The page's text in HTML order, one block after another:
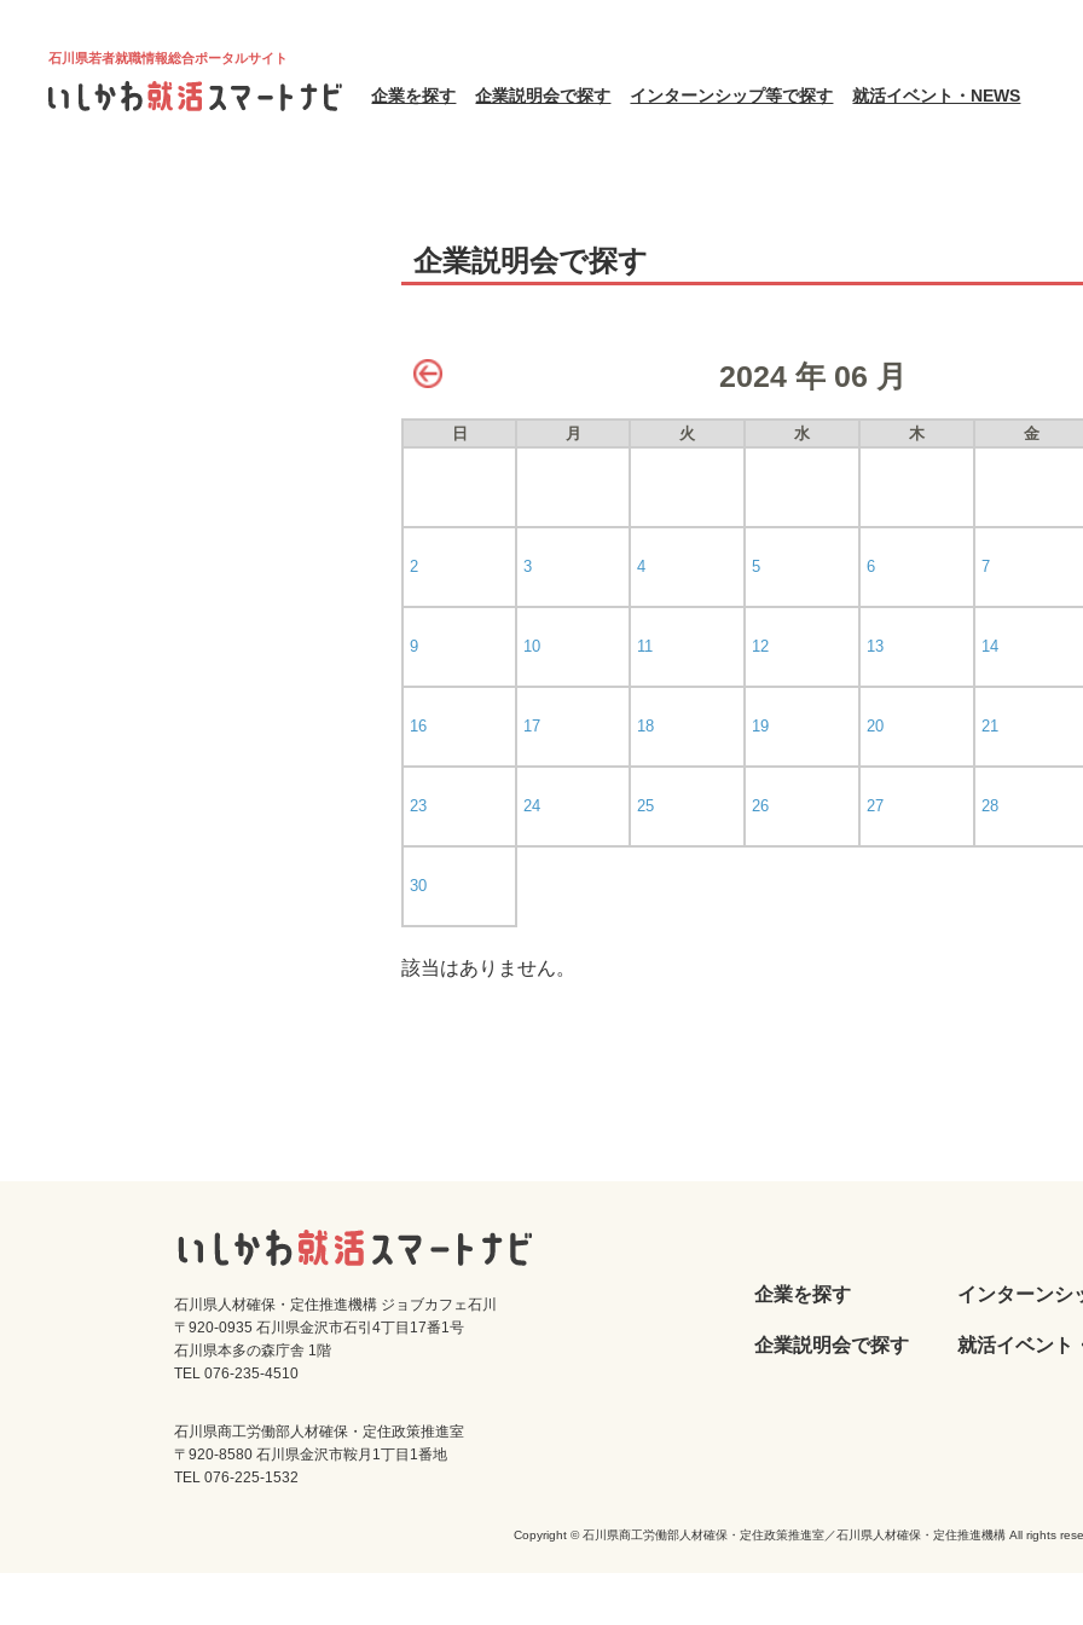
石川県若者就職情報総合ポータルサイト
企業を探す 企業説明会で探す インターンシップ等で探す 就活イベント・NEWS
企業説明会で探す
2024 年 06 月
日 月 火 水 木 金
2 3 4 5 6 7
9 10 11 12 13 14
16 17 18 19 20 21
23 24 25 26 27 28
30
該当はありません。
石川県人材確保・定住推進機構 ジョブカフェ石川
〒920-0935 石川県金沢市石引4丁目17番1号
石川県本多の森庁舎 1階
TEL 076-235-4510
石川県商工労働部人材確保・定住政策推進室
〒920-8580 石川県金沢市鞍月1丁目1番地
TEL 076-225-1532
企業を探す
企業説明会で探す
インターンシ
就活イベント
Copyright © 石川県商工労働部人材確保・定住政策推進室／石川県人材確保・定住推進機構 All rights